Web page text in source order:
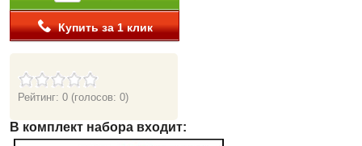
Купить за 1 клик
Рейтинг: 0 (голосов: 0)
В комплект набора входит: